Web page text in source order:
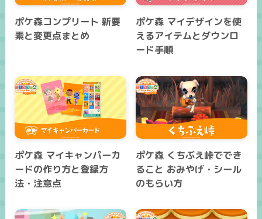
ポケ森コンプリート 新要
素と変更点まとめ
ポケ森 マイデザインを使
えるアイテムとダウンロ
ード手順
ポケ森 マイキャンパーカ
ードの作り方と登録方
法・注意点
ポケ森 くちぶえ峠ででき
ること おみやげ・シール
のもらい方